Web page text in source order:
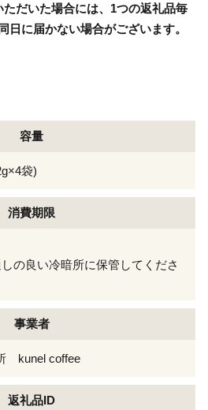
だいた場合には、1つの返礼品毎
日に届かない場合がございます。
容量
袋)
消費期限
の良い冷暗所に保管してくださ
事業者
kunel coffee
返礼品ID